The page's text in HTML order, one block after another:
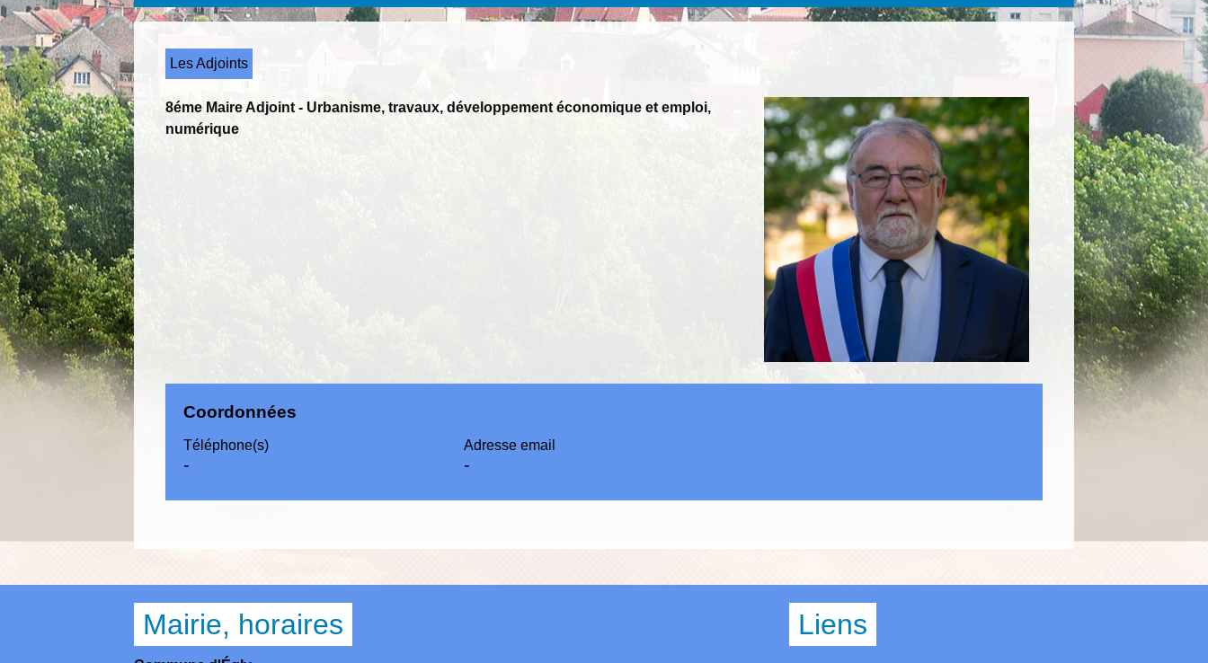
Les Adjoints
8éme Maire Adjoint - Urbanisme, travaux, développement économique et emploi,
numérique
Coordonnées
Téléphone(s)
-
Adresse email
-
Mairie, horaires Liens